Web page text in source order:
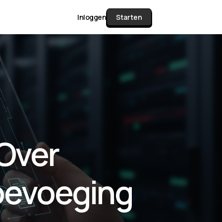
Matrix
alle pakketten en mogelijkheden
documenten verzamelen en facturen
tot controleren, boeken, bank
& klant dashboard.
Inloggen Starten